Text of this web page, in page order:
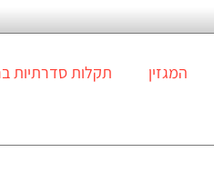
המגזין תקלות סדרתיות